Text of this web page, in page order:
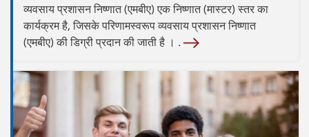
व्यवसाय प्रशासन निष्णात (एमबीए) एक निष्णात (मास्टर) स्तर का
कार्यक्रम है, जिसके परिणामस्वरूप व्यवसाय प्रशासन निष्णात
(एमबीए) की डिग्री प्रदान की जाती है । .